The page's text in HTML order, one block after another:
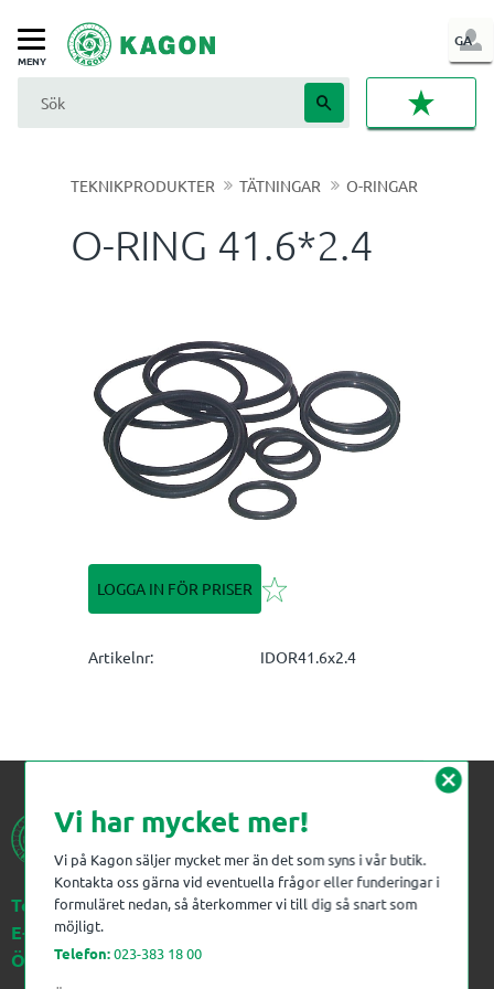
Meny
GA
IN
TEKNIKPRODUKTER TÄTNINGAR O-RINGAR
O-RING 41.6*2.4
LOGGA IN FÖR PRISER Lägg till i favoriter
Artikelnr IDOR41.6x2.4
Telefon:023-383 18 00
E-post:kagon@kagon.se
Öppettider:Måndag-Fredag, 07-16
cancel
Vi har mycket mer!
Vi på Kagon säljer mycket mer än det som syns i vår butik.
Kontakta oss gärna vid eventuella frågor eller funderingar i
formuläret nedan, så återkommer vi till dig så snart som
möjligt.
Telefon:023-383 18 00